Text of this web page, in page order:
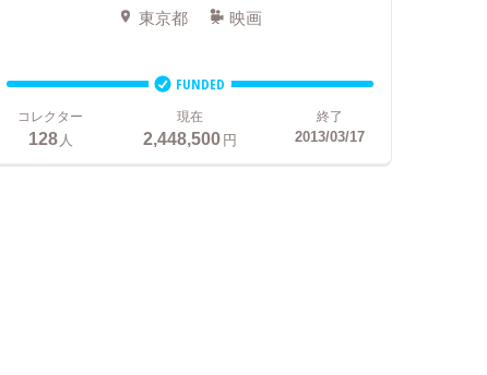
東京都 映画
FUNDED
コレクター
128人
現在
2,448,500円
終了
2013/03/17